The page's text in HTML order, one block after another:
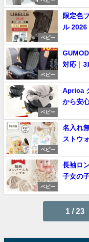
ベビー
限定色
ル 2026
ベビー
対応｜3
ベビー
Aprica
から安
ベビー
名入れ
ストウ
ベビー
長袖ロ
子女の
1 / 23